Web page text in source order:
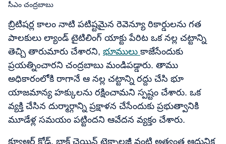
సీఎం చంద్రబాబు
బ్రిటిషర్ల కాలం నాటి పటిష్టమైన రెవెన్యూ రికార్డులను గత
పాలకులు ల్యాండ్ టైటిలింగ్ యాక్టు పేరిట ఒక నల్ల చట్టాన్ని
తెచ్చి తారుమారు చేశారని, భూములు కాజేసేందుకు
ప్రయత్నించారని చంద్రబాబు మండిపడ్డారు. తాము
అధికారంలోకి రాగానే ఆ నల్ల చట్టాన్ని రద్దు చేసి భూ
యాజమాన్య హక్కులను రక్షించామని స్పష్టం చేశారు. ఒక
వ్యక్తి చేసిన దుర్మార్గాన్ని ప్రక్షాళన చేసేందుకు ప్రభుత్వానికి
మూడేళ్ల సమయం పట్టిందని ఆవేదన వ్యక్తం చేశారు.
క్యూఆర్ కోడ్, బ్లాక్ చెయిన్ టెక్నాలజీ వంటి అత్యంత ఆధునిక